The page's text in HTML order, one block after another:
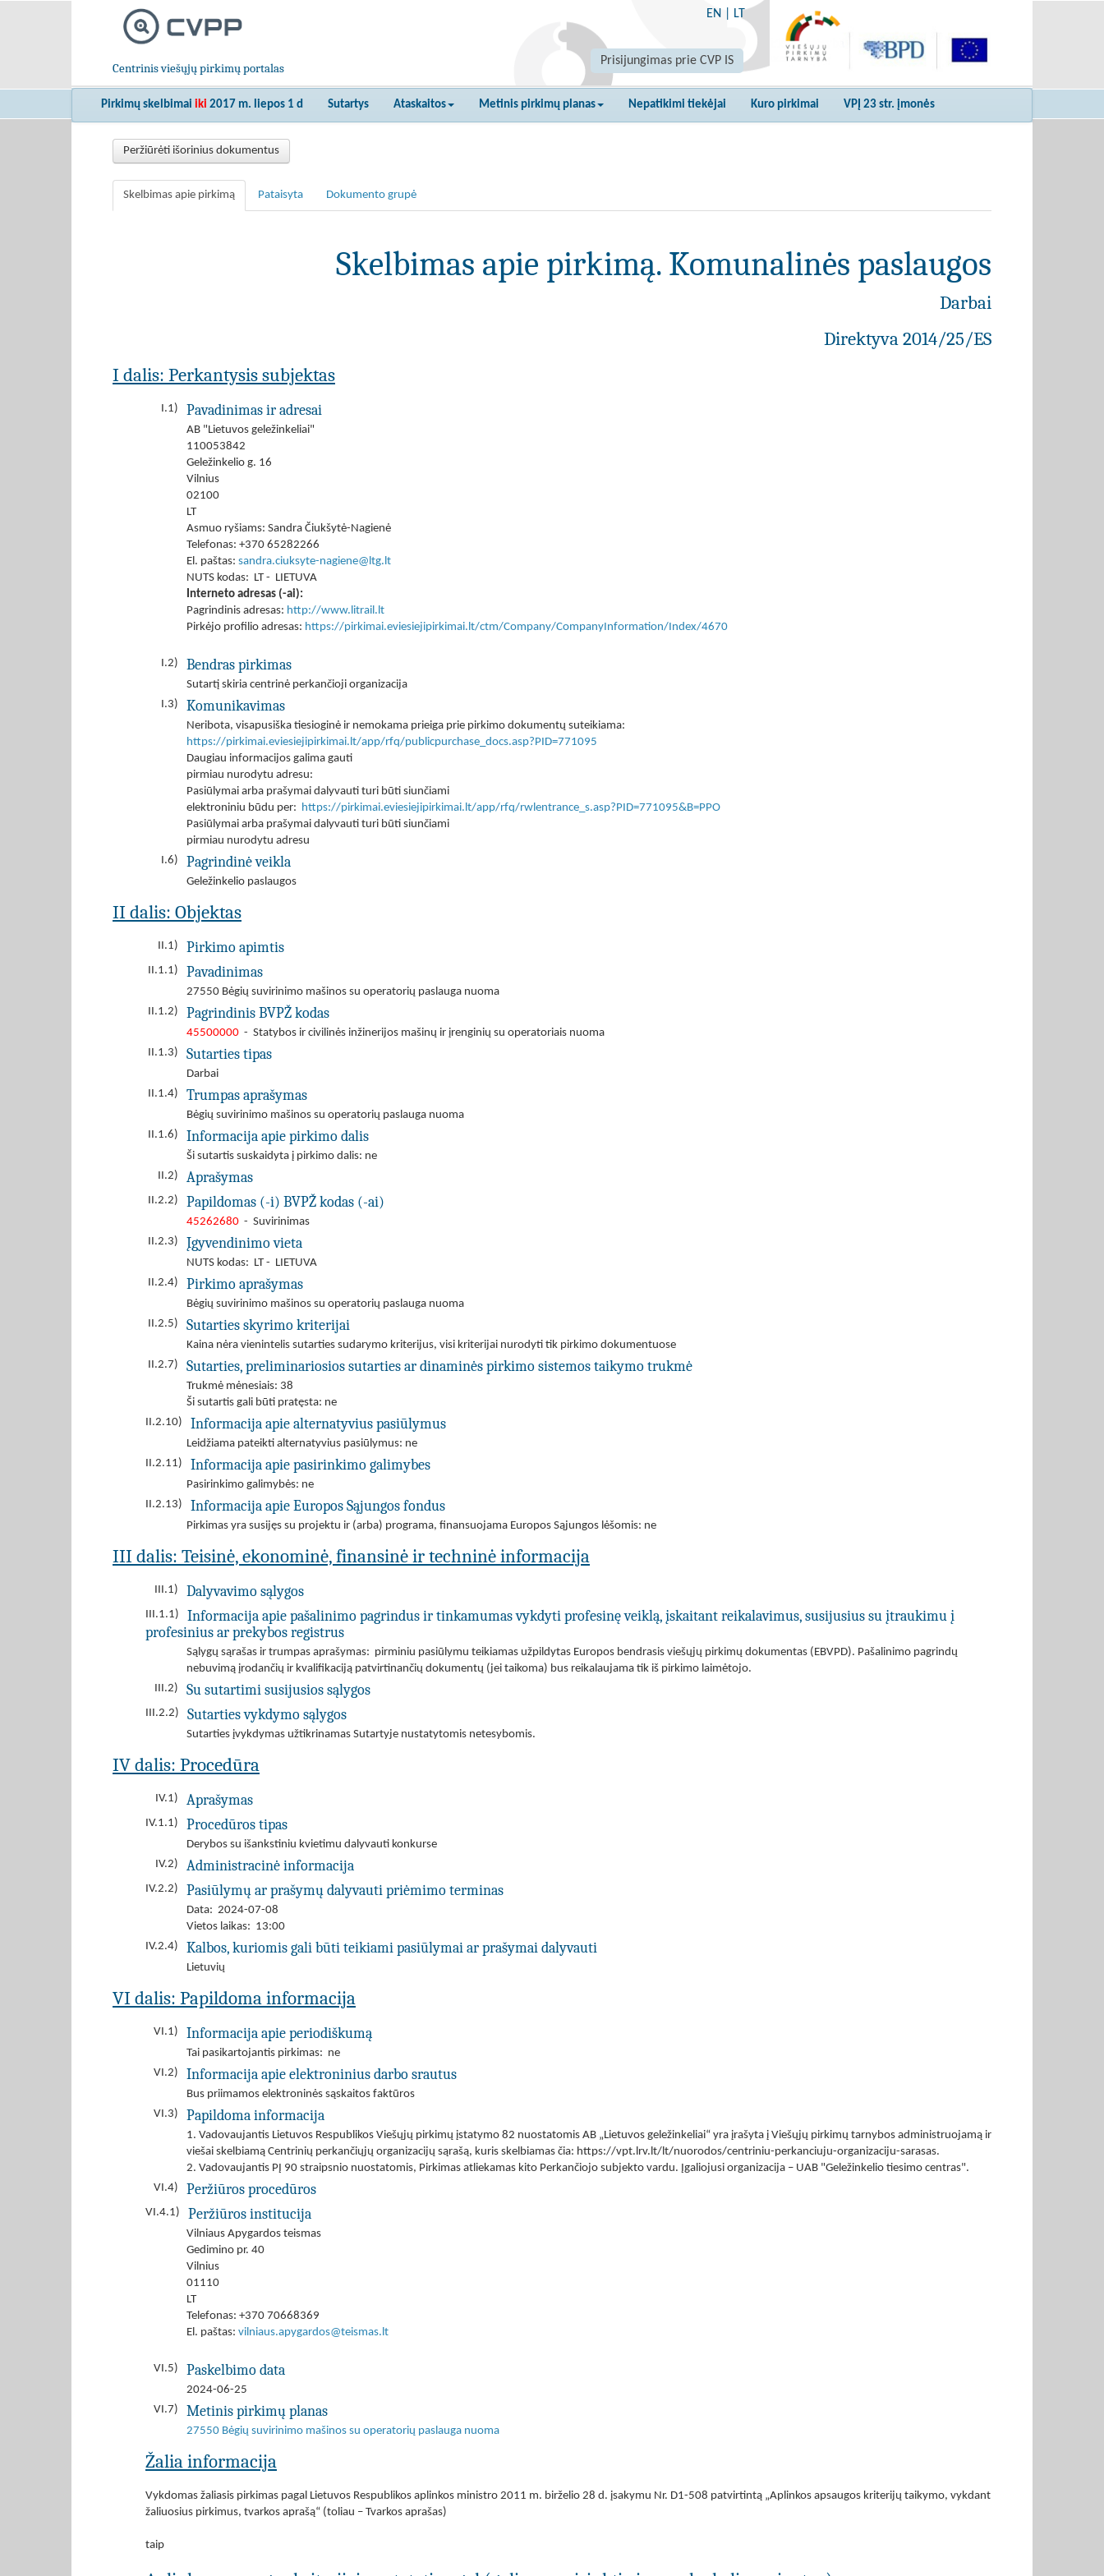
Centrinis viešųjų pirkimų portalas
EN LT
Prisijungimas prie CVP IS
Pirkimų skelbimai iki 2017 m. liepos 1 d Sutartys Ataskaitos Metinis pirkimų planas Nepatikimi tiekėjai Kuro pirkimai VPĮ 23 str. įmonės
Peržiūrėti išorinius dokumentus
Skelbimas apie pirkimą Pataisyta Dokumento grupė
Skelbimas apie pirkimą. Komunalinės paslaugos
Darbai
Direktyva 2014/25/ES
I dalis: Perkantysis subjektas
I.1) Pavadinimas ir adresai
AB "Lietuvos geležinkeliai"
110053842
Geležinkelio g. 16
Vilnius
02100
LT
Asmuo ryšiams: Sandra Čiukšytė-Nagienė
Telefonas: +370 65282266
El. paštas: sandra.ciuksyte-nagiene@ltg.lt
NUTS kodas: LT - LIETUVA
Interneto adresas (-ai):
Pagrindinis adresas: http://www.litrail.lt
Pirkėjo profilio adresas: https://pirkimai.eviesiejipirkimai.lt/ctm/Company/CompanyInformation/Index/4670
I.2) Bendras pirkimas
Sutartį skiria centrinė perkančioji organizacija
I.3)
Komunikavimas
Neribota, visapusiška tiesioginė ir nemokama prieiga prie pirkimo dokumentų suteikiama:
https://pirkimai.eviesiejipirkimai.lt/app/rfq/publicpurchase_docs.asp?PID=771095
Daugiau informacijos galima gauti
pirmiau nurodytu adresu:
Pasiūlymai arba prašymai dalyvauti turi būti siunčiami
elektroniniu būdu per: https://pirkimai.eviesiejipirkimai.lt/app/rfq/rwlentrance_s.asp?PID=771095&B=PPO
Pasiūlymai arba prašymai dalyvauti turi būti siunčiami
pirmiau nurodytu adresu
I.6)
Pagrindinė veikla
Geležinkelio paslaugos
II dalis: Objektas
II.1) Pirkimo apimtis
II.1.1) Pavadinimas
27550 Bėgių suvirinimo mašinos su operatorių paslauga nuoma
II.1.2)
Pagrindinis BVPŽ kodas
45500000 - Statybos ir civilinės inžinerijos mašinų ir įrenginių su operatoriais nuoma
II.1.3)
Sutarties tipas
Darbai
II.1.4)
Trumpas aprašymas
Bėgių suvirinimo mašinos su operatorių paslauga nuoma
II.1.6)
Informacija apie pirkimo dalis
Ši sutartis suskaidyta į pirkimo dalis: ne
II.2)
Aprašymas
II.2.2) Papildomas (-i) BVPŽ kodas (-ai)
45262680 - Suvirinimas
II.2.3)
Įgyvendinimo vieta
NUTS kodas: LT - LIETUVA
II.2.4)
Pirkimo aprašymas
Bėgių suvirinimo mašinos su operatorių paslauga nuoma
II.2.5)
Sutarties skyrimo kriterijai
Kaina nėra vienintelis sutarties sudarymo kriterijus, visi kriterijai nurodyti tik pirkimo dokumentuose
II.2.7)
Sutarties, preliminariosios sutarties ar dinaminės pirkimo sistemos taikymo trukmė
Trukmė mėnesiais: 38
Ši sutartis gali būti pratęsta: ne
II.2.10)
Informacija apie alternatyvius pasiūlymus
Leidžiama pateikti alternatyvius pasiūlymus: ne
II.2.11)
Informacija apie pasirinkimo galimybes
Pasirinkimo galimybės: ne
II.2.13)
Informacija apie Europos Sąjungos fondus
Pirkimas yra susijęs su projektu ir (arba) programa, finansuojama Europos Sąjungos lėšomis: ne
III dalis: Teisinė, ekonominė, finansinė ir techninė informacija
III.1) Dalyvavimo sąlygos
III.1.1)
Informacija apie pašalinimo pagrindus ir tinkamumas vykdyti profesinę veiklą, įskaitant reikalavimus, susijusius su įtraukimu į
profesinius ar prekybos registrus
Sąlygų sąrašas ir trumpas aprašymas: pirminiu pasiūlymu teikiamas užpildytas Europos bendrasis viešųjų pirkimų dokumentas (EBVPD). Pašalinimo pagrindų
nebuvimą įrodančių ir kvalifikaciją patvirtinančių dokumentų (jei taikoma) bus reikalaujama tik iš pirkimo laimėtojo.
III.2)
Su sutartimi susijusios sąlygos
III.2.2) Sutarties vykdymo sąlygos
Sutarties įvykdymas užtikrinamas Sutartyje nustatytomis netesybomis.
IV dalis: Procedūra
IV.1) Aprašymas
IV.1.1) Procedūros tipas
Derybos su išankstiniu kvietimu dalyvauti konkurse
IV.2)
Administracinė informacija
IV.2.2) Pasiūlymų ar prašymų dalyvauti priėmimo terminas
Data: 2024-07-08
Vietos laikas: 13:00
IV.2.4)
Kalbos, kuriomis gali būti teikiami pasiūlymai ar prašymai dalyvauti
Lietuvių
VI dalis: Papildoma informacija
VI.1) Informacija apie periodiškumą
Tai pasikartojantis pirkimas: ne
VI.2)
Informacija apie elektroninius darbo srautus
Bus priimamos elektroninės sąskaitos faktūros
VI.3)
Papildoma informacija
1. Vadovaujantis Lietuvos Respublikos Viešųjų pirkimų įstatymo 82 nuostatomis AB „Lietuvos geležinkeliai“ yra įrašyta į Viešųjų pirkimų tarnybos administruojamą ir
viešai skelbiamą Centrinių perkančiųjų organizacijų sąrašą, kuris skelbiamas čia: https://vpt.lrv.lt/lt/nuorodos/centriniu-perkanciuju-organizaciju-sarasas.
2. Vadovaujantis PĮ 90 straipsnio nuostatomis, Pirkimas atliekamas kito Perkančiojo subjekto vardu. Įgaliojusi organizacija – UAB "Geležinkelio tiesimo centras".
VI.4)
Peržiūros procedūros
VI.4.1) Peržiūros institucija
Vilniaus Apygardos teismas
Gedimino pr. 40
Vilnius
01110
LT
Telefonas: +370 70668369
El. paštas: vilniaus.apygardos@teismas.lt
VI.5) Paskelbimo data
2024-06-25
VI.7)
Metinis pirkimų planas
27550 Bėgių suvirinimo mašinos su operatorių paslauga nuoma
Žalia informacija
Vykdomas žaliasis pirkimas pagal Lietuvos Respublikos aplinkos ministro 2011 m. birželio 28 d. įsakymu Nr. D1-508 patvirtintą „Aplinkos apsaugos kriterijų taikymo, vykdant
žaliuosius pirkimus, tvarkos aprašą“ (toliau – Tvarkos aprašas)
taip